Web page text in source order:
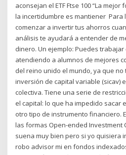
aconsejan el ETF Ftse 100 “La
la incertidumbre es mantiener Para
comenzar a invertir tus ahorros
análisis te ayudará a entender de
dinero. Un ejemplo: Puedes
atendiendo a alumnos de mejores
del reino unido el mundo, ya que
inversión de capital variable (sicav)​
colectiva. Tiene una serie de
el capital: lo que ha impedido sacar
otro tipo de instrumento financiero.
las formas Open-ended Investment
suena muy bien pero si yo quisiera
robo advisor mi en fondos